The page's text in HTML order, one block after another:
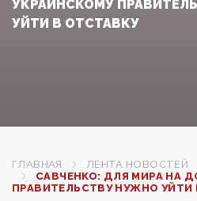
УКРАИНСКОМУ
УЙТИ В ОТСТАВКУ
ГЛАВНАЯ
ЛЕНТА НОВОСТЕЙ
САВЧЕНКО: ДЛЯ МИРА НА
ПРАВИТЕЛЬСТВУ НУЖНО УЙТИ